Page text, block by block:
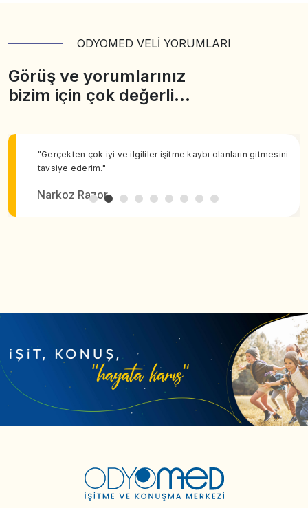
ODYOMED VELİ YORUMLARI
Görüş ve yorumlarınız
bizim için çok değerli…
"Gerçekten çok iyi ve ilgililer işitme kaybı olanların gitmesini
tavsiye ederim."
Narkoz Razor